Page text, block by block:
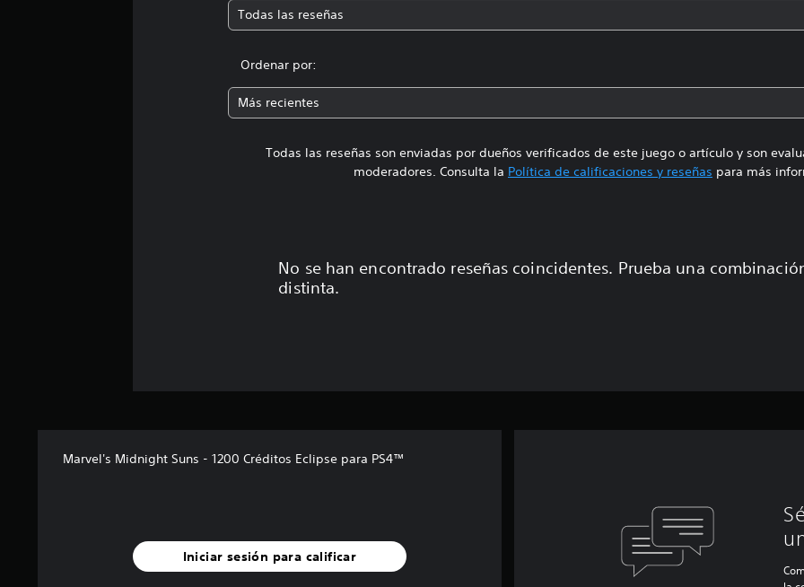
Todas las reseñas
Ordenar por:
Más recientes
Todas las reseñas son enviadas por dueños verificados de este juego o artículo y son
moderadores. Consulta la Política de calificaciones y reseñas para más
No se han encontrado reseñas coincidentes. Prueba una
distinta.
Marvel's Midnight Suns - 1200 Créditos Eclipse para PS4™
Iniciar sesión para calificar